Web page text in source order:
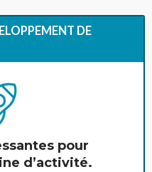
DE
pour
d’activité.